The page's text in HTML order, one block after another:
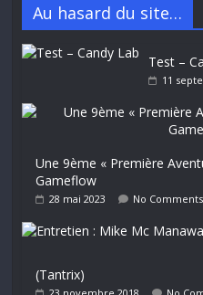
Au hasard du site…
Test –
11
Une 9ème « Première
Gameflow
28 mai 2023 No Comments
(Tantrix)